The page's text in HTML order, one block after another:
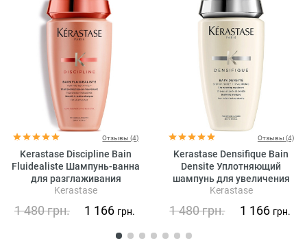
Отзывы (4)
Kerastase Discipline Bain
Fluidealiste Шампунь-ванна
для разглаживания
непослушных волос (без
Kerastase
1 480грн. 1 166 грн.
Отзывы (4)
Kerastase Densifique Bain
Densite Уплотняющий
шампунь для увеличения
густоты волос
Kerastase
1 480грн. 1 166 грн.